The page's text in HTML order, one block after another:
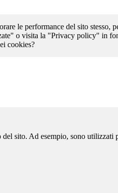
le performance del sito
o visita la "Privacy policy" in
cookies?
sito. Ad esempio, sono